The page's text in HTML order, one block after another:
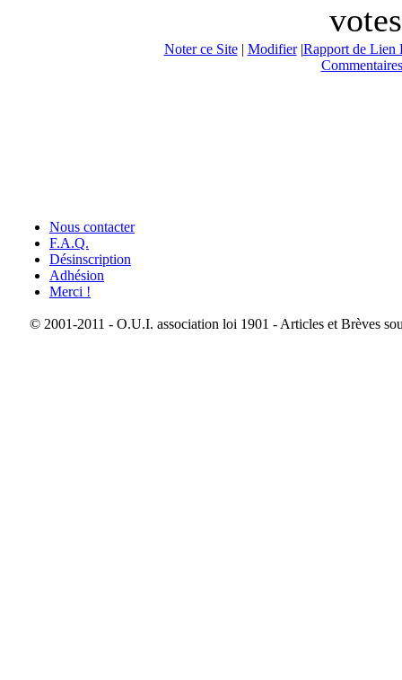
Noter ce Site| Modifier|Rapport de Lien
Nous contacter
F.A.Q.
Désinscription
Adhésion
Merci !
© 2001-2011 - O.U.I. association loi 1901 - Articles et Brèves